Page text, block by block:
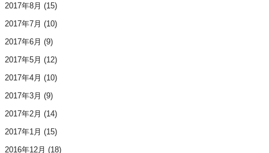
2017年8月 (15)
2017年7月 (10)
2017年6月 (9)
2017年5月 (12)
2017年4月 (10)
2017年3月 (9)
2017年2月 (14)
2017年1月 (15)
2016年12月 (18)